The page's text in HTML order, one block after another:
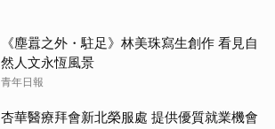
《塵囂之外・駐足》林美珠寫生創作 看見自
然人文永恆風景
青年日報
杏華醫療拜會新北榮服處 提供優質就業機會